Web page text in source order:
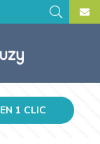
EN 1 CLIC